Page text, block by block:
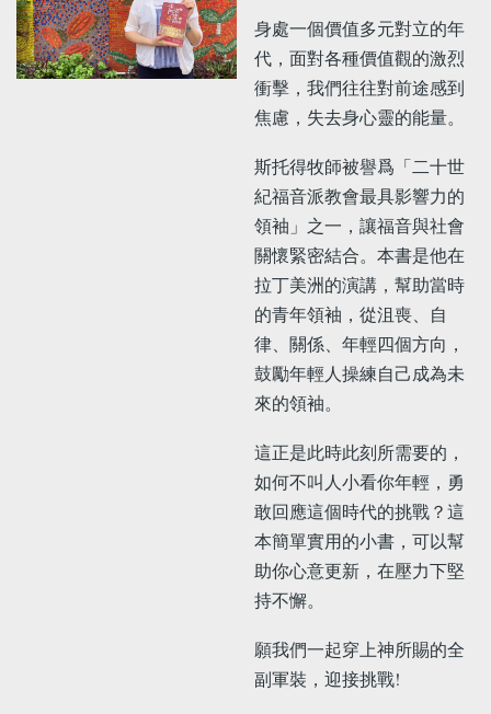
身處一個價值多元對立的年
代，面對各種價值觀的激烈
衝擊，我們往往對前途感到
焦慮，失去身心靈的能量。
斯托得牧師被譽爲「二十世
紀福音派教會最具影響力的
領袖」之一，讓福音與社會
關懷緊密結合。本書是他在
拉丁美洲的演講，幫助當時
的青年領袖，從沮喪、自
律、關係、年輕四個方向，
鼓勵年輕人操練自己成為未
來的領袖。
這正是此時此刻所需要的，
如何不叫人小看你年輕，勇
敢回應這個時代的挑戰？這
本簡單實用的小書，可以幫
助你心意更新，在壓力下堅
持不懈。
願我們一起穿上神所賜的全
副軍裝，迎接挑戰!